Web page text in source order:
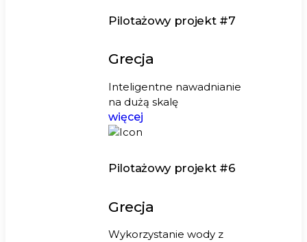
Pilotażowy projekt #7
Grecja
Inteligentne nawadnianie
na dużą skalę
więcej
Pilotażowy projekt #6
Grecja
Wykorzystanie wody z